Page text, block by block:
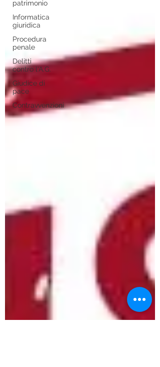
patrimonio
Informatica
giuridica
Procedura
penale
Delitti
contro l'A.G.
Giudice di
pace
Contravvenzioni